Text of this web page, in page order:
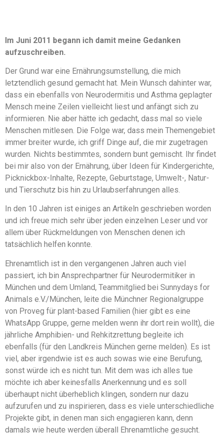
Im Juni 2011 begann ich damit meine Gedanken
aufzuschreiben.
Der Grund war eine Ernährungsumstellung, die mich
letztendlich gesund gemacht hat. Mein Wunsch dahinter war,
dass ein ebenfalls von Neurodermitis und Asthma geplagter
Mensch meine Zeilen vielleicht liest und anfängt sich zu
informieren. Nie aber hätte ich gedacht, dass mal so viele
Menschen mitlesen. Die Folge war, dass mein Themengebiet
immer breiter wurde, ich griff Dinge auf, die mir zugetragen
wurden. Nichts bestimmtes, sondern bunt gemischt. Ihr findet
bei mir also von der Ernährung, über Ideen für Kindergerichte,
Picknickbox-Inhalte, Rezepte, Geburtstage, Umwelt-, Natur-
und Tierschutz bis hin zu Urlaubserfahrungen alles.
In den 10 Jahren ist einiges an Artikeln geschrieben worden
und ich freue mich sehr über jeden einzelnen Leser und vor
allem über Rückmeldungen von Menschen denen ich
tatsächlich helfen konnte.
Ehrenamtlich ist in den vergangenen Jahren auch viel
passiert, ich bin Ansprechpartner für Neurodermitiker in
München und dem Umland, Teammitglied bei Sunnydays for
Animals e.V./München, leite die Münchner Regionalgruppe
von Proveg für plant-based Familien (hier gibt es eine
WhatsApp Gruppe, gerne melden wenn ihr dort rein wollt), die
jährliche Amphibien- und Rehkitzrettung begleite ich
ebenfalls (für den Landkreis München gerne melden). Es ist
viel, aber irgendwie ist es auch sowas wie eine Berufung,
sonst würde ich es nicht tun. Mit dem was ich alles tue
möchte ich aber keinesfalls Anerkennung und es soll
überhaupt nicht überheblich klingen, sondern nur dazu
aufzurufen und zu inspirieren, dass es viele unterschiedliche
Projekte gibt, in denen man sich engagieren kann, denn
damals wie heute werden überall Ehrenamtliche gesucht.